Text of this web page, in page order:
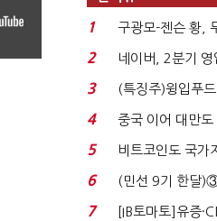
1
구광모-젠슨 황,
로봇·AI 등 논...
2
네이버, 2분기
비 0.2% 감소...
3
(특징주)윙입푸
지에 상한가...
4
중국 이어 대만
국전쟁’
5
비트코인도 국가
처분' 기준은 ...
6
(민선 9기 한달
격…추미애, 20
7
[IB토마토]유증